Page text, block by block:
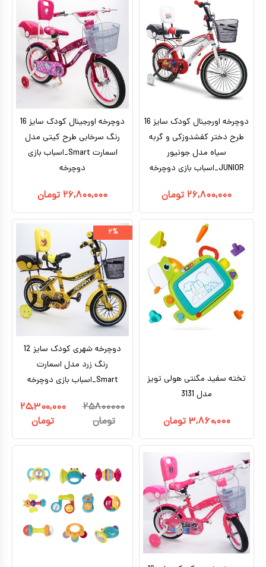
براساس کاراکتر
براساس برندها
ماشین شارژی_موتور شارژی
ماشین کنترلی
ماشین اسباب بازی
اکشن فیگور
عروسک دخترانه
عروسک رباتیک
ربات اسباب بازی
اسباب بازی نوزادی
دیجیتال و هوشمند
بازی فکری
اسباب بازی ورزشی
موسیقی
کیف و کوله پشتی
اسباب بازی علمی
اسباب بازی مشاغل
اسباب بازی لوازم خانگی
اتاق کودک
بالای ده سال
بزرگسال
سگ های نگهبان
هری پاتر
دوچرخه اورجینال کودک سایز 16
طرح دختر کفشدوزکی و گربه
سیاه مدل جونیور
JUNIOR_اسباب بازی دوچرخه
۲۶,۸۰۰,۰۰۰ تومان
دوچرخه اورجینال کودک سایز 16
رنگ سرخابی طرح کیتی مدل
اسمارت Smart_اسباب بازی
دوچرخه
۲۶,۸۰۰,۰۰۰ تومان
تخته سفید مگنتی هولی تویز
مدل 3131
۳,۸۶۰,۰۰۰ تومان
۲%
دوچرخه شهری کودک سایز 12
رنگ زرد مدل اسمارت
Smart_اسباب بازی دوچرخه
۲۵۸۰۰۰۰۰
تومان
۲۵,۳۰۰,۰۰۰
تومان